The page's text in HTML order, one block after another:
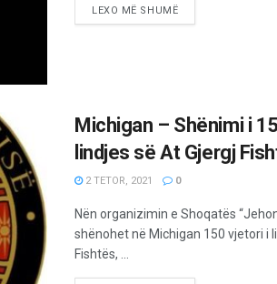
LEXO MË SHUMË
Michigan – Shënimi i
lindjes së At Gjergj
2 TETOR, 2021 0
Nën organizimin e Shoqatës
shënohet në Michigan 150 vjetori i
Fishtës, ...